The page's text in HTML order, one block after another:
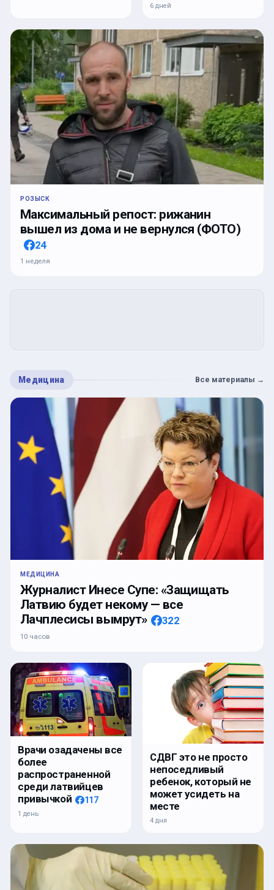
6 дней
РОЗЫСК
Максимальный репост: рижанин
вышел из дома и не вернулся (ФОТО)
24
1 неделя
Медицина Все материалы →
МЕДИЦИНА
Журналист Инесе Супе: «Защищать
Латвию будет некому — все
Лачплесисы вымрут»
322
10 часов
Врачи озадачены все
более
распространенной
среди латвийцев
привычкой
117
1 день
СДВГ это не просто
непоседливый
ребенок, который не
может усидеть на
месте
4 дня